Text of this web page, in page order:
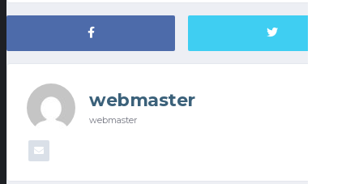
webmaster
webmaster